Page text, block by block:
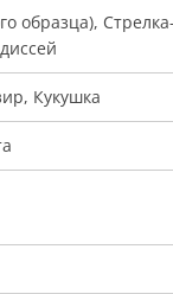
образца),
Кукушка